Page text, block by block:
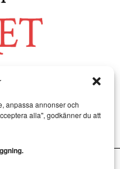
anpassa annonser och
alla", godkänner du att